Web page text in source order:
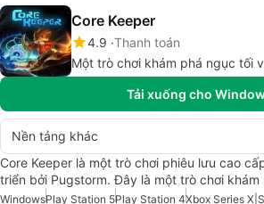
Core Keeper
4.9 Thanh toán
Một trò chơi khám phá ngục tối
Tải xuống cho
Nền tảng khác
Core Keeper là một trò chơi phiêu lưu cao
triển bởi Pugstorm. Đây là một trò chơi
WindowsPlay Station 5Play Station 4Xbox Series X|S